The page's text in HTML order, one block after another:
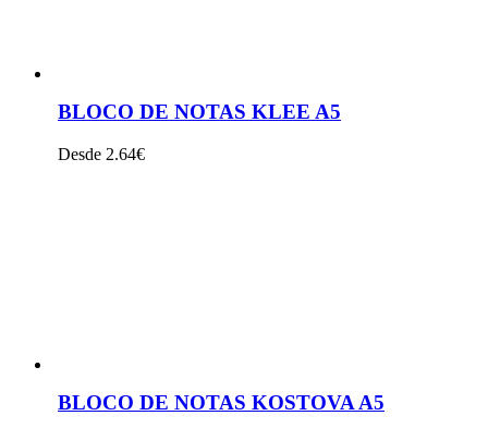
BLOCO DE NOTAS KLEE A5
Desde 2.64€
BLOCO DE NOTAS KOSTOVA A5